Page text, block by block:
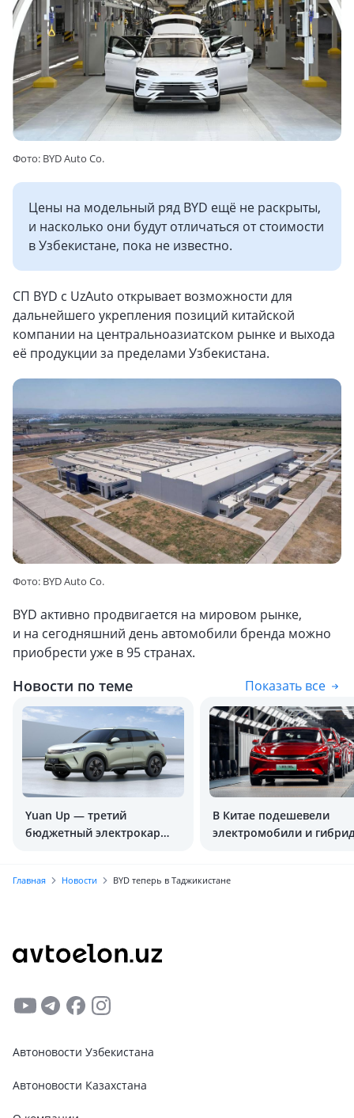
Фото: BYD Auto Co.
Цены на модельный ряд BYD ещё не раскрыты,
и насколько они будут отличаться от стоимости
в Узбекистане, пока не известно.
СП BYD с UzAuto открывает возможности для
дальнейшего укрепления позиций китайской
компании на центральноазиатском рынке и выхода
её продукции за пределами Узбекистана.
Фото: BYD Auto Co.
BYD активно продвигается на мировом рынке,
и на сегодняшний день автомобили бренда можно
приобрести уже в 95 странах.
Новости по теме Показать все
Yuan Up — третий
бюджетный электрокар
В Китае подешевели
электромобили и
Главная Новости BYD теперь в Таджикистане
Автоновости Узбекистана
Автоновости Казахстана